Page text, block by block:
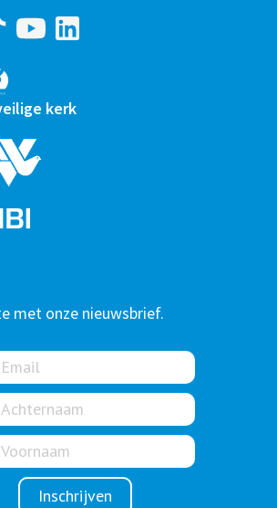
kerk
met onze nieuwsbrief.
Inschrijven